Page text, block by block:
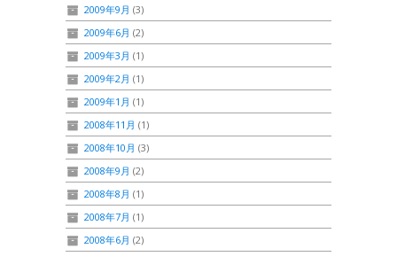
2009年9月 (3)
2009年6月 (2)
2009年3月 (1)
2009年2月 (1)
2009年1月 (1)
2008年11月 (1)
2008年10月 (3)
2008年9月 (2)
2008年8月 (1)
2008年7月 (1)
2008年6月 (2)